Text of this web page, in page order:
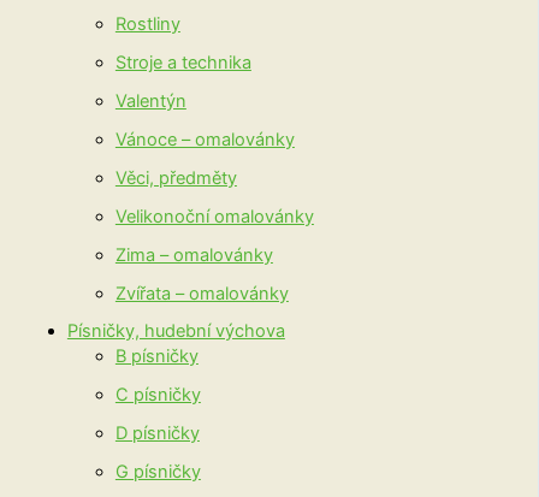
Rostliny
Stroje a technika
Valentýn
Vánoce – omalovánky
Věci, předměty
Velikonoční omalovánky
Zima – omalovánky
Zvířata – omalovánky
Písničky, hudební výchova
B písničky
C písničky
D písničky
G písničky